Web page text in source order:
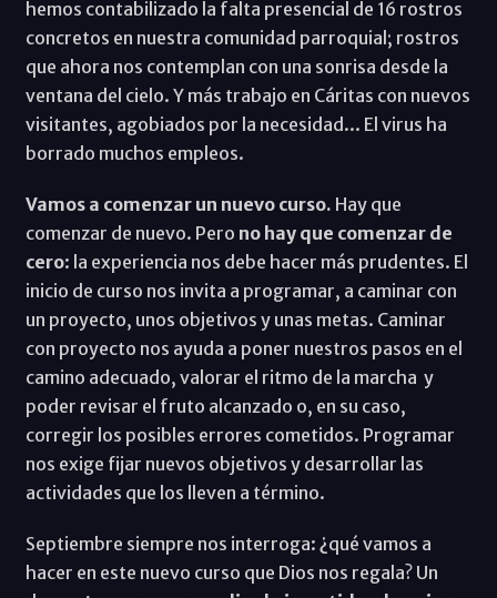
hemos contabilizado la falta presencial de 16 rostros
concretos en nuestra comunidad parroquial; rostros
que ahora nos contemplan con una sonrisa desde la
ventana del cielo. Y más trabajo en Cáritas con nuevos
visitantes, agobiados por la necesidad... El virus ha
borrado muchos empleos.
Vamos a comenzar un nuevo curso. Hay que
comenzar de nuevo. Pero no hay que comenzar de
cero: la experiencia nos debe hacer más prudentes. El
inicio de curso nos invita a programar, a caminar con
un proyecto, unos objetivos y unas metas. Caminar
con proyecto nos ayuda a poner nuestros pasos en el
camino adecuado, valorar el ritmo de la marcha y
poder revisar el fruto alcanzado o, en su caso,
corregir los posibles errores cometidos. Programar
nos exige fijar nuevos objetivos y desarrollar las
actividades que los lleven a término.
Septiembre siempre nos interroga: ¿qué vamos a
hacer en este nuevo curso que Dios nos regala? Un